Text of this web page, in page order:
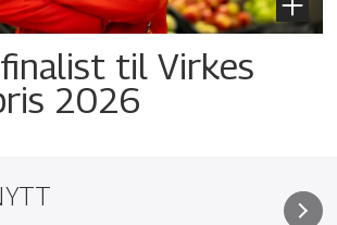
til Virkes
2026